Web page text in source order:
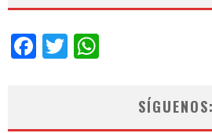
Facebook
Twitter
SÍGUENOS: